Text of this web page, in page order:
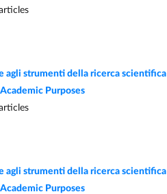
agli strumenti della ricerca scientifica
Purposes
agli strumenti della ricerca scientifica
Purposes